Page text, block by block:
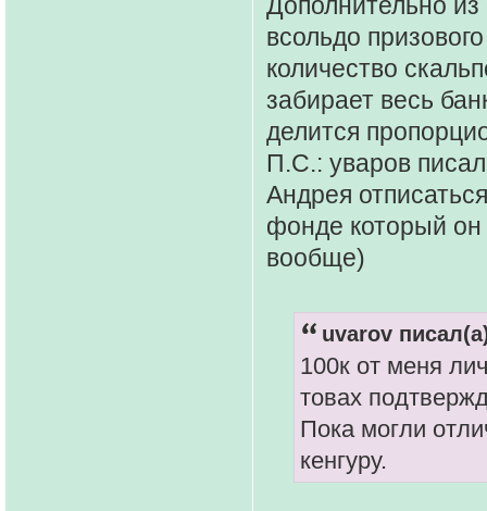
всольдо
количество
забирает весь
делится
П.С.: уваров
Андрея
фонде который он
вообще)
uvarov
100к от меня
товах
Пока могли
кенгуру.